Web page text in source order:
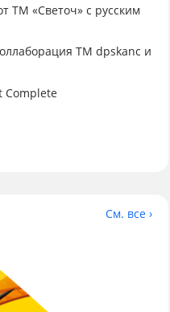
ТМ «Светоч» с русским
TM dpskanc и
Complete
См. все ›